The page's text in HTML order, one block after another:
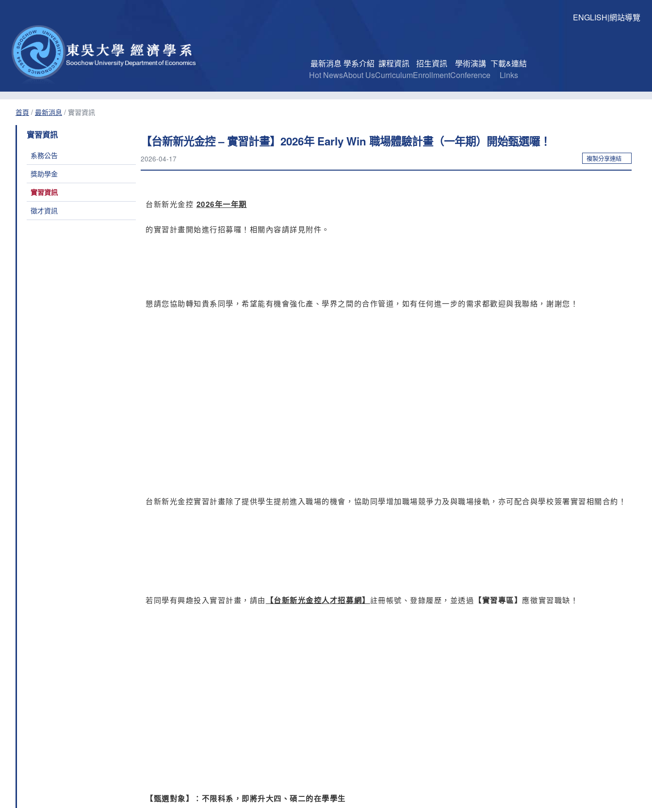
ENGLISH|網站導覽
最新消息
Hot News
學系介紹
About Us
課程資訊
Curriculum
招生資訊
Enrollment
學術演講
Conference
下載&連結
Links
首頁 / 最新消息 / 實習資訊
實習資訊
系務公告
獎助學金
實習資訊
徵才資訊
【台新新光金控 – 實習計畫】2026年 Early Win 職場體驗計畫（一年期）開始甄選囉！
2026-04-17 複製分享連結
台新新光金控 2026年一年期
的實習計畫開始進行招募囉！相關內容請詳見附件。
懇請您協助轉知貴系同學，希望能有機會強化產、學界之間的合作管道，如有任何進一步的需求都歡迎與我聯絡，謝謝您！
台新新光金控實習計畫除了提供學生提前進入職場的機會，協助同學增加職場競爭力及與職場接軌，亦可配合與學校簽署實習相關合約！
若同學有興趣投入實習計畫，請由 【台新新光金控人才招募網】 註冊帳號、登錄履歷，並透過 【實習專區】 應徵實習職缺！
【甄選對象】：不限科系，即將升大四、碩二的在學學生